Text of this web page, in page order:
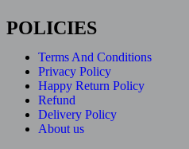
POLICIES
Terms And Conditions
Privacy Policy
Happy Return Policy
Refund
Delivery Policy
About us